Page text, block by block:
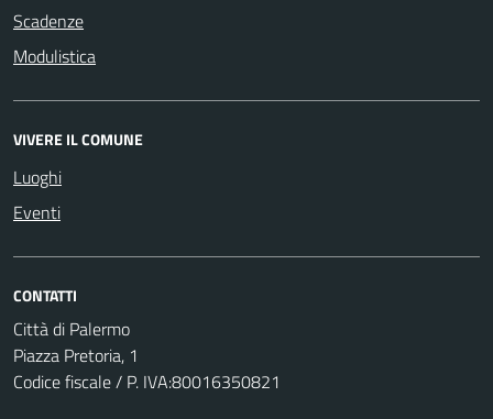
Scadenze
Modulistica
VIVERE IL COMUNE
Luoghi
Eventi
CONTATTI
Città di Palermo
Piazza Pretoria, 1
Codice fiscale / P. IVA:80016350821